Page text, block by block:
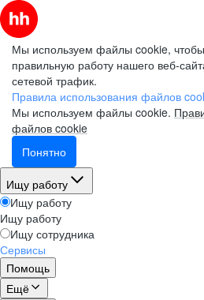
Мы используем файлы cookie,
правильную работу нашего веб-
сетевой трафик.
Правила использования файлов
Мы используем файлы cookie.
файлов cookie
Понятно
Ищу работу
Ищу работу
Ищу работу
Ищу сотрудника
Сервисы
Помощь
Ещё